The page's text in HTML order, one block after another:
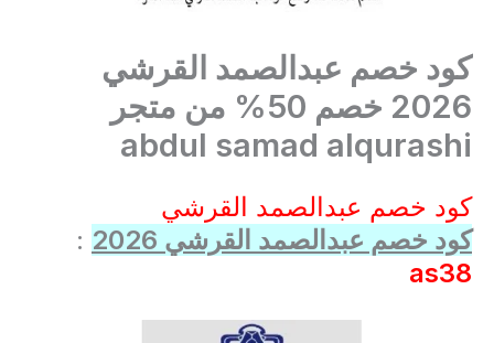
كود خصم عبدالصمد القرشي
2026 خصم 50% من متجر
abdul samad alqurashi
كود خصم عبدالصمد القرشي
كود خصم عبدالصمد القرشي 2026
:
as38